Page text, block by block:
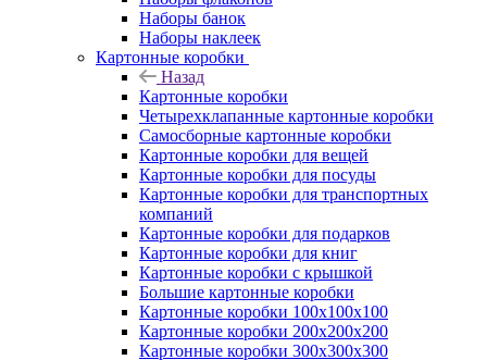
Наборы банок
Наборы наклеек
Картонные коробки
Назад
Картонные коробки
Четырехклапанные картонные коробки
Самосборные картонные коробки
Картонные коробки для вещей
Картонные коробки для посуды
Картонные коробки для транспортных
компаний
Картонные коробки для подарков
Картонные коробки для книг
Картонные коробки с крышкой
Большие картонные коробки
Картонные коробки 100x100x100
Картонные коробки 200x200x200
Картонные коробки 300x300x300